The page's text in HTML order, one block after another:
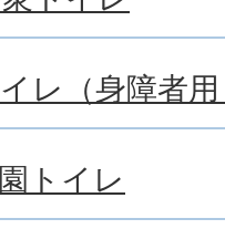
レ（身障者
トイレ